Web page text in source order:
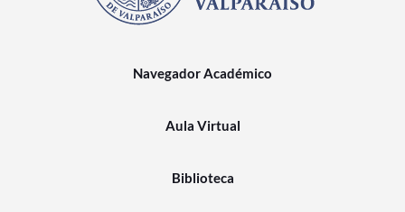
Navegador Académico
Aula Virtual
Biblioteca